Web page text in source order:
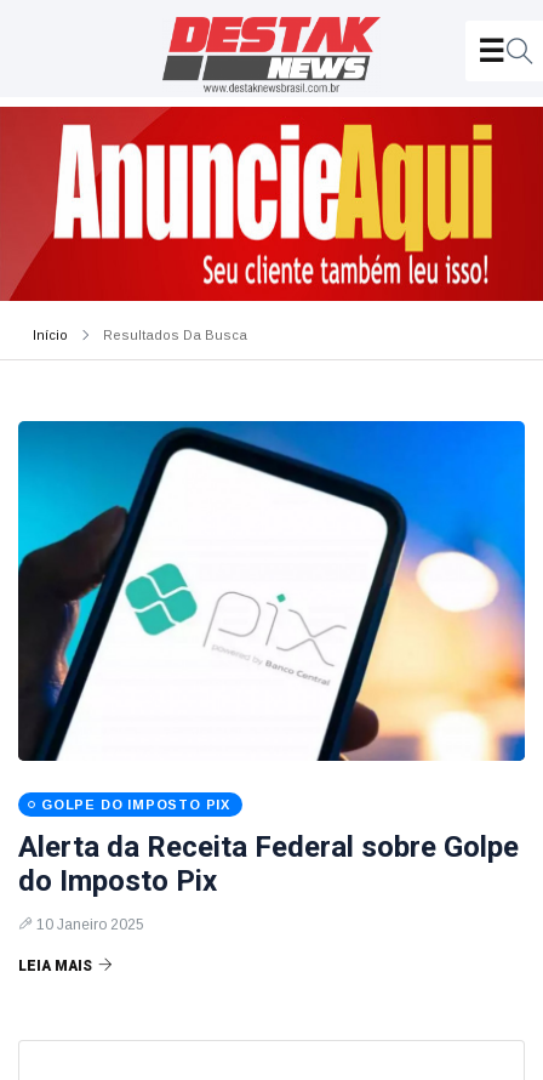
Início Resultados Da Busca
GOLPE DO IMPOSTO PIX
Alerta da Receita Federal sobre Golpe
do Imposto Pix
10 Janeiro 2025
LEIA MAIS